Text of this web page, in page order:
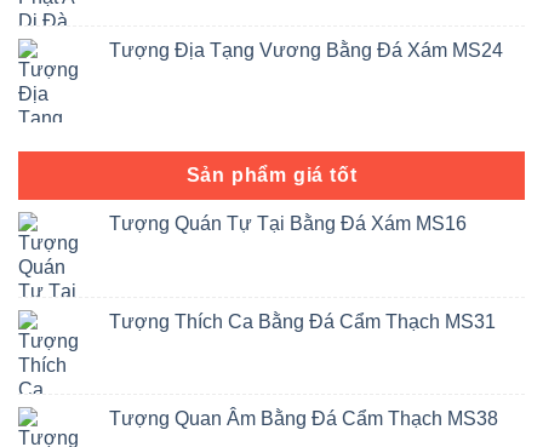
Tượng Địa Tạng Vương Bằng Đá Xám MS24
Sản phẩm giá tốt
Tượng Quán Tự Tại Bằng Đá Xám MS16
Tượng Thích Ca Bằng Đá Cẩm Thạch MS31
Tượng Quan Âm Bằng Đá Cẩm Thạch MS38